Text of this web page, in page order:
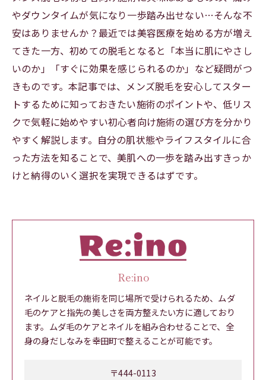
やダウンタイムが気になり一歩踏み出せない…そんな不
安はありませんか？最近では美容医療を始める方が増え
てきた一方、初めての脱毛となると「本当に肌にやさし
いのか」「すぐに効果を感じられるのか」など疑問がつ
きものです。本記事では、メンズ脱毛を安心してスター
トするために知っておきたい施術のポイントや、低リス
クで気軽に始めやすい初心者向け施術の選び方を分かり
やすく解説します。自分の肌状態やライフスタイルに合
った方法を知ることで、美肌への一歩を踏み出すきっか
けと納得のいく選択を実現できるはずです。
Re:ino
ネイルと脱毛の施術を同じ場所で受けられるため、ムダ
毛のケアと指先の美しさを両方整えたい方に適しており
ます。ムダ毛のケアとネイルを組み合わせることで、全
身の身だしなみを幸田町で整えることが可能です。
〒444-0113